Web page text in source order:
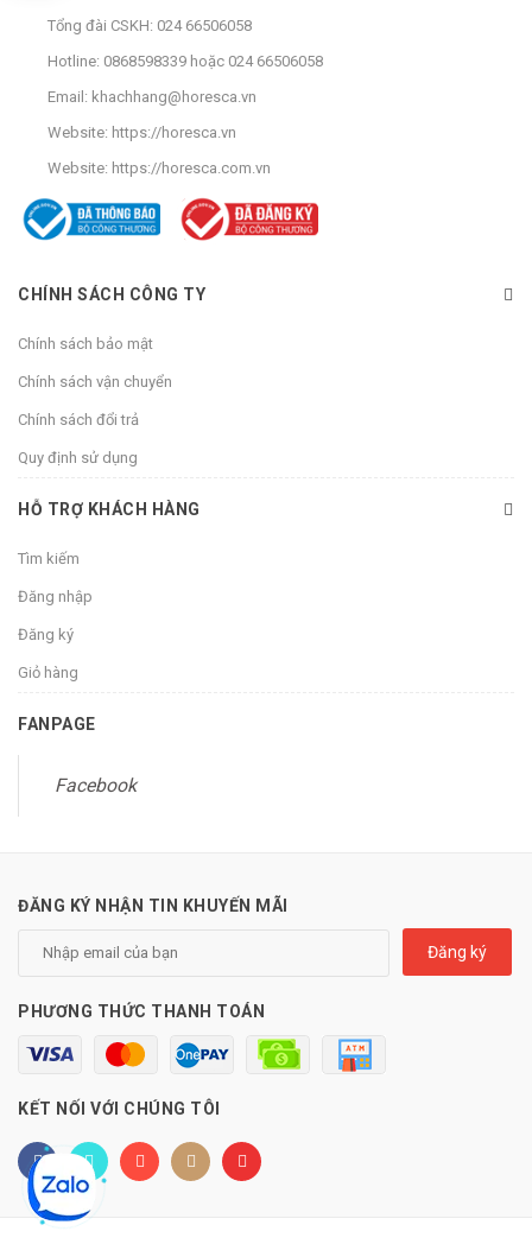
Tổng đài CSKH: 024 66506058
Hotline: 0868598339 hoặc 024 66506058
Email: khachhang@horesca.vn
Website: https://horesca.vn
Website: https://horesca.com.vn
CHÍNH SÁCH CÔNG TY
Chính sách bảo mật
Chính sách vận chuyển
Chính sách đổi trả
Quy định sử dụng
HỖ TRỢ KHÁCH HÀNG
Tìm kiếm
Đăng nhập
Đăng ký
Giỏ hàng
FANPAGE
Facebook
ĐĂNG KÝ NHẬN TIN KHUYẾN MÃI
Đăng ký
PHƯƠNG THỨC THANH TOÁN
KẾT NỐI VỚI CHÚNG TÔI